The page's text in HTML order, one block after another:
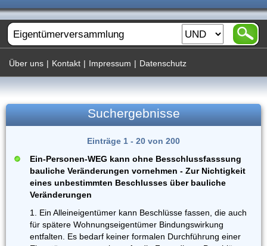
Über uns | Kontakt | Impressum | Datenschutz
Suchergebnisse
Einträge 1 - 20 von 200
Ein-Personen-WEG kann ohne Besschlussfasssung
bauliche Veränderungen vornehmen - Zur Nichtigkeit
eines unbestimmten Beschlusses über bauliche
Veränderungen
1. Ein Alleineigentümer kann Beschlüsse fassen, die auch
für spätere Wohnungseigentümer Bindungswirkung
entfalten. Es bedarf keiner formalen Durchführung einer